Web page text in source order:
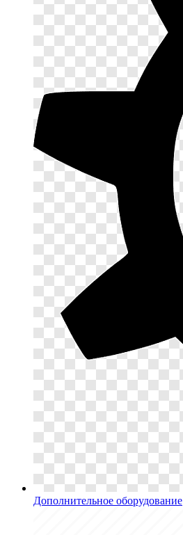
Дополнительное оборудование